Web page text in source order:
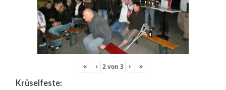
« ‹ 2von 3 › »
Krüselfeste: